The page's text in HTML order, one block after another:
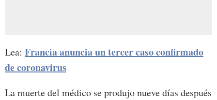
Lea: Francia anuncia un tercer caso confirmado
de coronavirus
La muerte del médico se produjo nueve días después